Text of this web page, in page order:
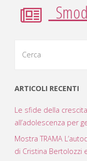
ARTICOLI RECENTI
Le sfide della
all’adolescenza per
Mostra TRAMA
di Cristina Bertolozzi